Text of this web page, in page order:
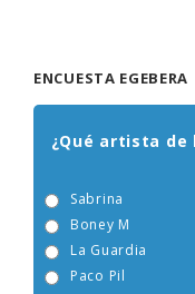
¿Qué artista de
Boney M